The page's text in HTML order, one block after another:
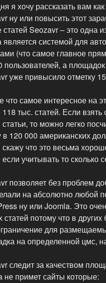
я хочу рассказать вам
ну или повысить этот
статей Seozavr – это одна
системой для
(что самое главное
пользователей, а
уже привысило отметку
что самое интересное на
118 тыс. статей. Если
то можно легко
120 000 американских
что это весьма
учитывать то сколько
позволяет без проблем
на абсолютно любой
ну или Joomla. Это
статей потому что в
для
на определенной цмс,
следит за качеством
не примет сайты которые: